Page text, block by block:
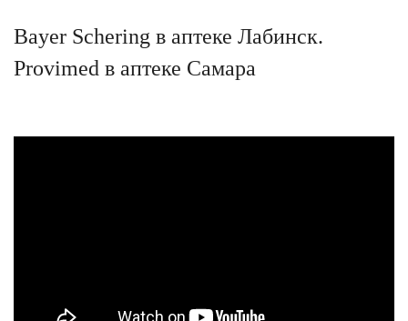
Bayer Schering в аптеке Лабинск.
Provimed в аптеке Самара